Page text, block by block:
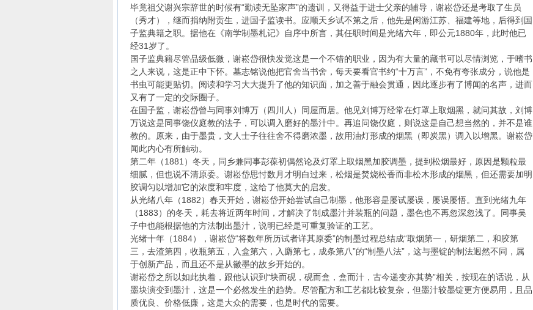
毕竟祖父谢兴宗辞世的时候有“勤读无坠家声”的遗训，又得益于进士父亲的辅导，谢崧岱还是考取了生员
（秀才），继而捐纳附贡生，进国子监读书。应顺天乡试不第之后，他先是闲游江苏、福建等地，后得到国
子监典籍之职。据他在《南学制墨札记》自序中所言，其任职时间是光绪六年，即公元1880年，此时他已
经31岁了。
国子监典籍尽管品级低微，谢崧岱很快发觉这是一个不错的职业，因为有大量的藏书可以尽情浏览，于嗜书
之人来说，这是正中下怀。墓志铭说他把官舍当书舍，每天要看官书约“十万言”，不免有夸张成分，说他是
书虫可能更贴切。阅读和学习大大提升了他的知识面，加之善于融会贯通，因此逐步有了博闻的名声，进而
又有了一定的交际圈子。
在国子监，谢崧岱曾与同事刘博万（四川人）同屋而居。他见刘博万经常在灯罩上取烟黑，就问其故，刘博
万说这是同事饶仪庭教的法子，可以调入磨好的墨汁中。再追问饶仪庭，则说这是自己想当然的，并不是谁
教的。原来，由于墨贵，文人士子往往舍不得磨浓墨，故用油灯形成的烟黑（即炭黑）调入以增黑。谢崧岱
闻此内心有所触动。
第二年（1881）冬天，同乡兼同事彭葆初偶然论及灯罩上取烟黑加胶调墨，提到松烟最好，原因是颗粒最
细腻，但也说不清原委。谢崧岱思忖数月才明白过来，松烟是焚烧松香而非松木形成的烟黑，但还需要加明
胶调匀以增加它的浓度和牢度，这给了他莫大的启发。
从光绪八年（1882）春天开始，谢崧岱开始尝试自己制墨，他形容是屡试屡误，屡误屡悟。直到光绪九年
（1883）的冬天，耗去将近两年时间，才解决了制成墨汁并装瓶的问题，墨色也不再忽深忽浅了。同事吴
子中也能根据他的方法制出墨汁，说明已经是可重复验证的工艺。
光绪十年（1884），谢崧岱“将数年所历试者详其原委”的制墨过程总结成“取烟第一，研烟第二，和胶第
三，去渣第四，收瓶第五，入盒第六，入麝第七，成条第八”的“制墨八法”，这与墨锭的制法迥然不同，属
于创新产品，而且还不是从徽墨的故乡开始的。
谢崧岱之所以如此执着，跟他认识到“块而砚，砚而盒，盒而汁，古今递变亦其势”相关，按现在的话说，从
墨块演变到墨汁，这是一个必然发生的趋势。尽管配方和工艺都比较复杂，但墨汁较墨锭更方便易用，且品
质优良、价格低廉，这是大众的需要，也是时代的需要。